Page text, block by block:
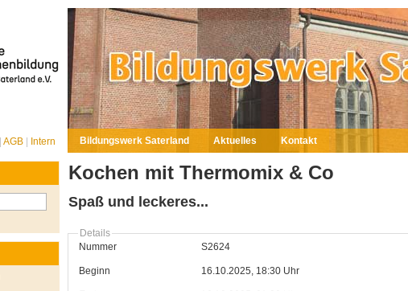
AGB Intern Bildungswerk Saterland Aktuelles Kontakt
Kochen mit Thermomix & Co
Spaß und leckeres...
Details
Nummer
S2624
Beginn 16.10.2025, 18:30 Uhr